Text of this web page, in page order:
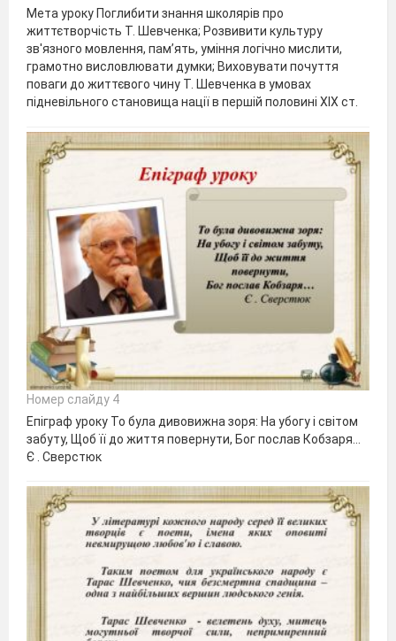
Мета уроку Поглибити знання школярів про
життєтворчість Т. Шевченка; Розвивити культуру
зв'язного мовлення, пам’ять, уміння логічно мислити,
грамотно висловлювати думки; Виховувати почуття
поваги до життєвого чину Т. Шевченка в умовах
підневільного становища нації в першій половині ХІХ ст.
Номер слайду 4
Епіграф уроку То була дивовижна зоря: На убогу і світом
забуту, Щоб її до життя повернути, Бог послав Кобзаря…
Є . Сверстюк